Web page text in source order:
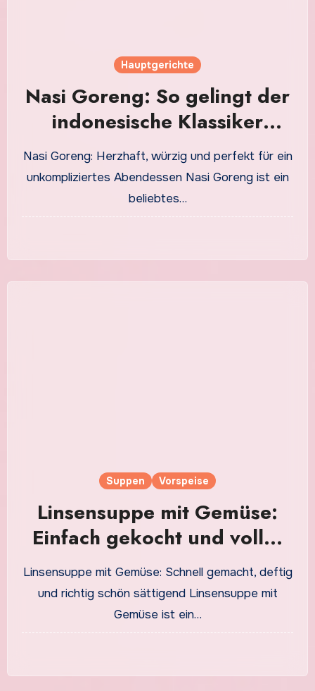
Hauptgerichte
Nasi Goreng: So gelingt der
indonesische Klassiker
einfach zu Hause
Nasi Goreng: Herzhaft, würzig und perfekt für ein
unkompliziertes Abendessen Nasi Goreng ist ein
beliebtes…
Suppen Vorspeise
Linsensuppe mit Gemüse:
Einfach gekocht und voller
aromatischer Zutaten
Linsensuppe mit Gemüse: Schnell gemacht, deftig
und richtig schön sättigend Linsensuppe mit
Gemüse ist ein…